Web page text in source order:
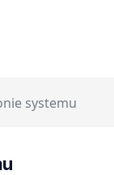
systemu